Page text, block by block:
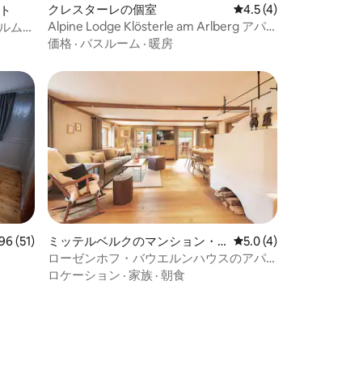
ムホ
クレスターレの個室 レビュー4件、5つ
4.5 (4)
Alpine Lodge Klösterle am Arlberg アパ
ートメント Stu
価格 · バスルーム · 暖房
ー51件、5つ星中4.96つ星の平均評価
(51)
ミッテルベルクのマンション・
アパート
レビュー4件、5つ
5.0 (4)
ローゼンホフ・バウエルンハウスのアパ
ートメント・リビングルーム
ロケーション · 家族 · 朝食